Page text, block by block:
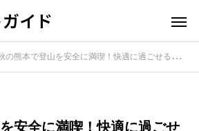
イド
の熊本で登山を安全に満喫！快適に過ごせるおすすめの服装を徹底解説
安全に満喫！快適に過ごせ